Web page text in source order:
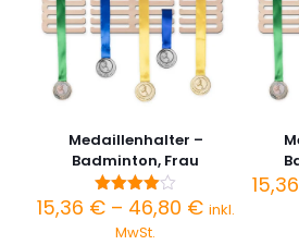
Medaillenhalter –
Badminton, Frau
Bewertet
4.00
15,36 € – 46,80 € inkl.
MwSt.
15,36